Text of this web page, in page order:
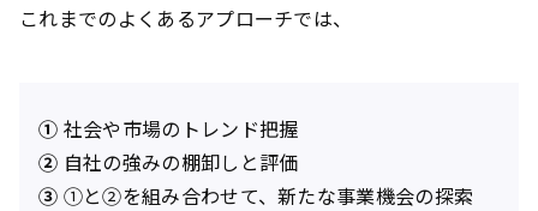
これまでのよくあるアプローチでは、
① 社会や市場のトレンド把握
② 自社の強みの棚卸しと評価
③ ①と②を組み合わせて、新たな事業機会の探索